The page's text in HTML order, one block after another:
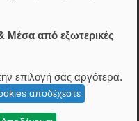
Μέσα από εξωτερικές
επιλογή σας αργότερα.
αποδέχεστε